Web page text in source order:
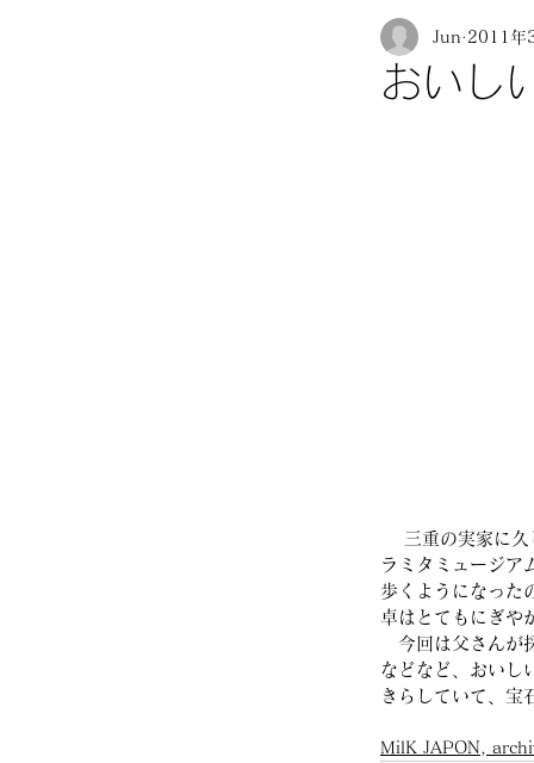
本 books ブッククラ
おいし
Jun 2011年
ラミタミュージア
歩くようになった
卓はとてもにぎや
今回は父さんが
などなど、おいし
きらしていて、宝
MilK JAPON,